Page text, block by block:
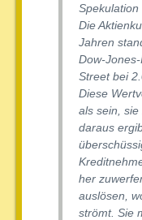
Spekulation
Die
Jahren
Dow-
Street bei
Diese
als sein, sie
daraus
her
auslösen,
strömt. Sie